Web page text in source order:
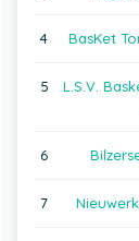
4 BasKet
5
L.S.V.
6
7